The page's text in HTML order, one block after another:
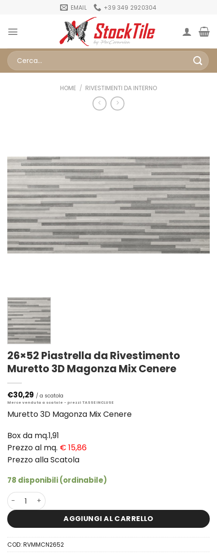
contenuti
EMAIL +39 349 2920304
Cerca:
HOME / RIVESTIMENTI DA INTERNO
26×52 Piastrella da Rivestimento
Muretto 3D Magonza Mix Cenere
€30,29
Muretto 3D Magonza Mix Cenere
Box da mq.1,91
Prezzo al mq. € 15,86
Prezzo alla Scatola
78 disponibili (ordinabile)
26x52 Piastrella da Rivestimento Muretto 3D Magonza
AGGIUNGI AL CARRELLO
COD: RVMMCN2652